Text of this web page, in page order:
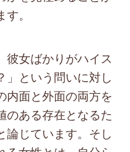
。
女ばかりがハイス
」という問いに対し
内面と外面の両方を
のある存在となるた
論じています。そし